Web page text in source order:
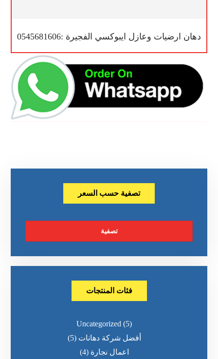
دهان ارضيات وعازل ايبوكسي الفجيرة :0545681606
تصفية حسب السعر
تصفية
فئات المنتجات
Uncategorized (5)
أفضل شركة دهانات (5)
اعمال نجارة (4)